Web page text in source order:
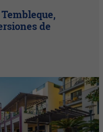
de